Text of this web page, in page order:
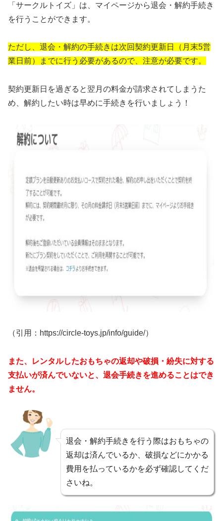
「サークルトイズ」は、マイページから退会・解約手続き
を行うことができます。
ただし、退会・解約の手続きは次回契約更新日（月末5営
業日前）までに行う必要があるので、注意が必要です。
契約更新日を過ぎると翌月の料金が請求されてしまうた
め、解約したい時は早めに手続きを行いましょう！
（引用：https://circle-toys.jp/info/guide/）
また、レンタルしたおもちゃの返却や破損・紛失に対する
支払いが済んでいないと、退会手続きを進めることはでき
ません。
退会・解約手続きを行う際はおもちゃの
返却は済んでいるか、破損などにかかる
費用を払っているかを必ず確認してくだ
さいね。